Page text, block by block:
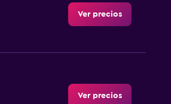
Ver precios
Ver precios